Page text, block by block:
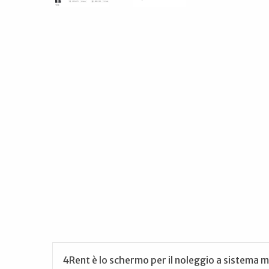
4Rent è lo schermo per il noleggio a sistema